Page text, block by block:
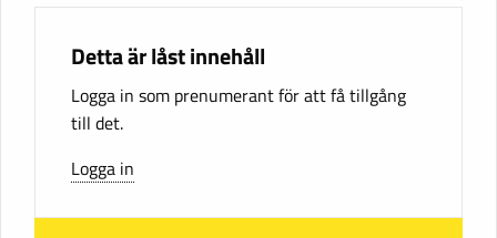
Detta är låst innehåll
Logga in som prenumerant för att få tillgång
till det.
Logga in